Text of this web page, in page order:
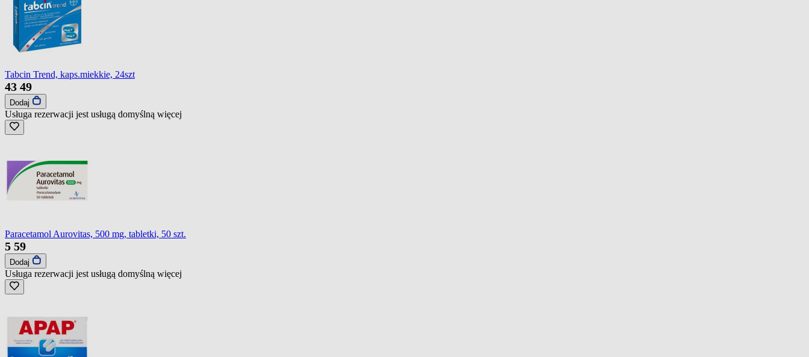
Tabcin Trend, kaps.miekkie, 24szt
43 49
Dodaj
Usługa rezerwacji jest usługą domyślną więcej
Paracetamol Aurovitas, 500 mg, tabletki, 50 szt.
5 59
Dodaj
Usługa rezerwacji jest usługą domyślną więcej